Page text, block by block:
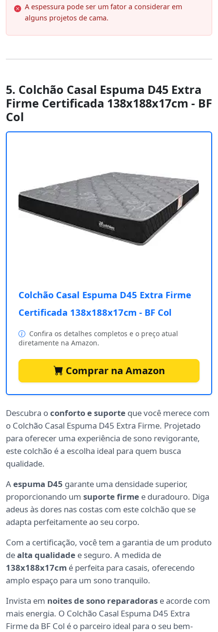
A espessura pode ser um fator a considerar em
alguns projetos de cama.
5. Colchão Casal Espuma D45 Extra
Firme Certificada 138x188x17cm - BF
Col
Colchão Casal Espuma D45 Extra Firme
Certificada 138x188x17cm - BF Col
Confira os detalhes completos e o preço atual
diretamente na Amazon.
Comprar na Amazon
Descubra oconforto e suporte que você merece com
o Colchão Casal Espuma D45 Extra Firme. Projetado
para oferecer uma experiência de sono revigorante,
este colchão é a escolha ideal para quem busca
qualidade.
Aespuma D45 garante uma densidade superior,
proporcionando um suporte firme e duradouro. Diga
adeus às dores nas costas com este colchão que se
adapta perfeitamente ao seu corpo.
Com a certificação, você tem a garantia de um produto
dealta qualidade e seguro. A medida de
138x188x17cm é perfeita para casais, oferecendo
amplo espaço para um sono tranquilo.
Invista em noites de sono reparadoras e acorde com
mais energia. O Colchão Casal Espuma D45 Extra
Firme da BF Col é o parceiro ideal para o seu bem-